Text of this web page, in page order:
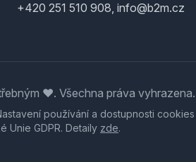
+420 251 510 908, info@b2m.cz
♥️. Všechna práva vyhrazena.
používání a dostupnosti
Unie GDPR. Detaily zde.